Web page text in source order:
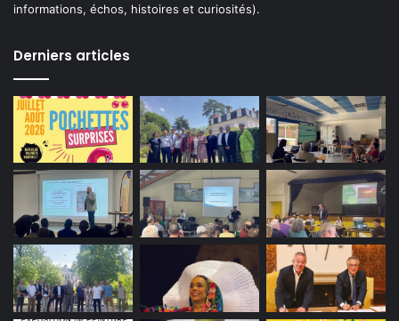
informations, échos, histoires et curiosités).
Derniers articles